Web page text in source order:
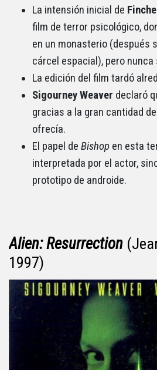
La intensión inicial de
film de terror psicológico,
en un monasterio (después
cárcel espacial), pero nunca
La edición del film tardó
Sigourney Weaver declaró
gracias a la gran cantidad
ofrecía.
El papel de Bishop en esta
interpretada por el actor,
prototipo de androide.
Alien: Resurrection
1997)